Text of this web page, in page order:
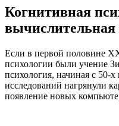
Когнитивная
вычислительная
Если в первой половине
психологии были учение
психология, начиная с 50-
исследований нагрянули
появление новых